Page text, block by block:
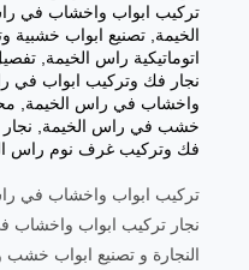
تركيب ابواب واخشاب في
الخيمة
تصنيع ابواب خشبية
اتوماتيكية راس الخيمة
نجار فك وتركيب ابواب في
واخشاب في راس الخيمة
خشب في راس الخيمة
فك وتركيب غرف نوم راس
نجار تركيب ابواب
النجارة و تصنيع ابواب خشب